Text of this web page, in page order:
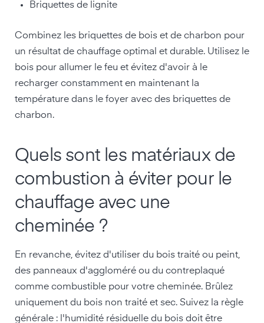
Briquettes de lignite
Combinez les briquettes de bois et de charbon pour
un résultat de chauffage optimal et durable. Utilisez le
bois pour allumer le feu et évitez d'avoir à le
recharger constamment en maintenant la
température dans le foyer avec des briquettes de
charbon.
Quels sont les matériaux de
combustion à éviter pour le
chauffage avec une
cheminée ?
En revanche, évitez d'utiliser du bois traité ou peint,
des panneaux d'aggloméré ou du contreplaqué
comme combustible pour votre cheminée. Brûlez
uniquement du bois non traité et sec. Suivez la règle
générale : l'humidité résiduelle du bois doit être